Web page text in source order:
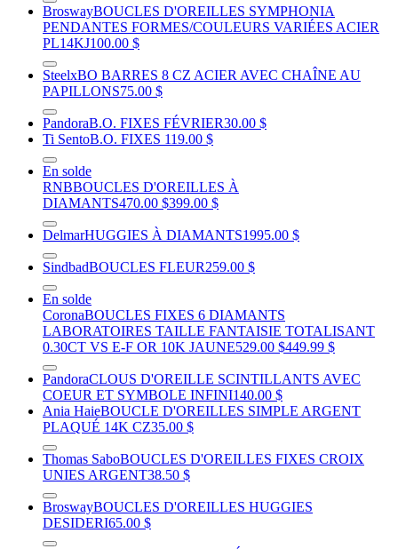
BroswayBOUCLES D'OREILLES SYMPHONIA
PENDANTES FORMES/COULEURS VARIÉES ACIER
PL14KJ100.00 $
SteelxBO BARRES 8 CZ ACIER AVEC CHAÎNE AU
PAPILLONS75.00 $
PandoraB.O. FIXES FÉVRIER30.00 $
Ti SentoB.O. FIXES 119.00 $
En solde
RNBBOUCLES D'OREILLES À
DIAMANTS470.00 $399.00 $
DelmarHUGGIES À DIAMANTS1995.00 $
SindbadBOUCLES FLEUR259.00 $
En solde
CoronaBOUCLES FIXES 6 DIAMANTS
LABORATOIRES TAILLE FANTAISIE TOTALISANT
0.30CT VS E-F OR 10K JAUNE529.00 $449.99 $
PandoraCLOUS D'OREILLE SCINTILLANTS AVEC
COEUR ET SYMBOLE INFINI140.00 $
Ania HaieBOUCLE D'OREILLES SIMPLE ARGENT
PLAQUÉ 14K CZ35.00 $
Thomas SaboBOUCLES D'OREILLES FIXES CROIX
UNIES ARGENT38.50 $
BroswayBOUCLES D'OREILLES HUGGIES
DESIDERI65.00 $